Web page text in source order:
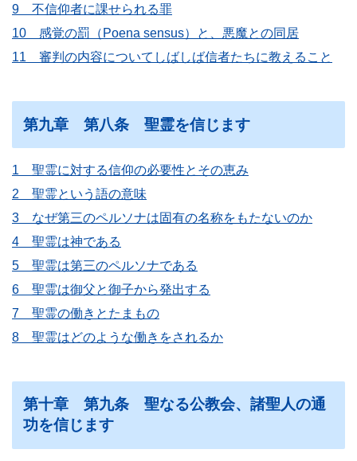
9 不信仰者に課せられる罪
10 感覚の罰（Poena sensus）と、悪魔との同居
11 審判の内容についてしばしば信者たちに教えること
第九章 第八条 聖霊を信じます
1 聖霊に対する信仰の必要性とその恵み
2 聖霊という語の意味
3 なぜ第三のペルソナは固有の名称をもたないのか
4 聖霊は神である
5 聖霊は第三のペルソナである
6 聖霊は御父と御子から発出する
7 聖霊の働きとたまもの
8 聖霊はどのような働きをされるか
第十章 第九条 聖なる公教会、諸聖人の通
功を信じます